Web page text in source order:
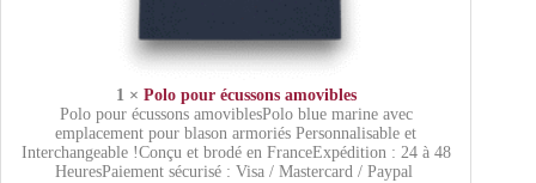
1 × Polo pour écussons amovibles
Polo pour écussons amoviblesPolo blue marine avec
emplacement pour blason armoriés Personnalisable et
Interchangeable !Conçu et brodé en FranceExpédition : 24 à 48
HeuresPaiement sécurisé : Visa / Mastercard / Paypal